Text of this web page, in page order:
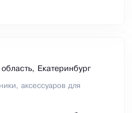
Екатеринбург
аксессуаров для